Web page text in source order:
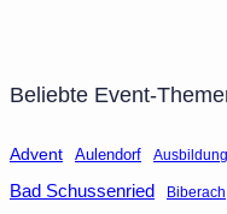
Beliebte Event-
Advent Aulendorf Ausbildung
Bad Schussenried
Biberach